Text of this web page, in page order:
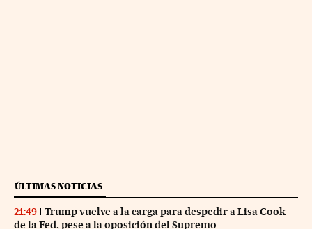
ÚLTIMAS NOTICIAS
21:49
Trump vuelve a la carga para despedir a Lisa Cook
de la Fed, pese a la oposición del Supremo